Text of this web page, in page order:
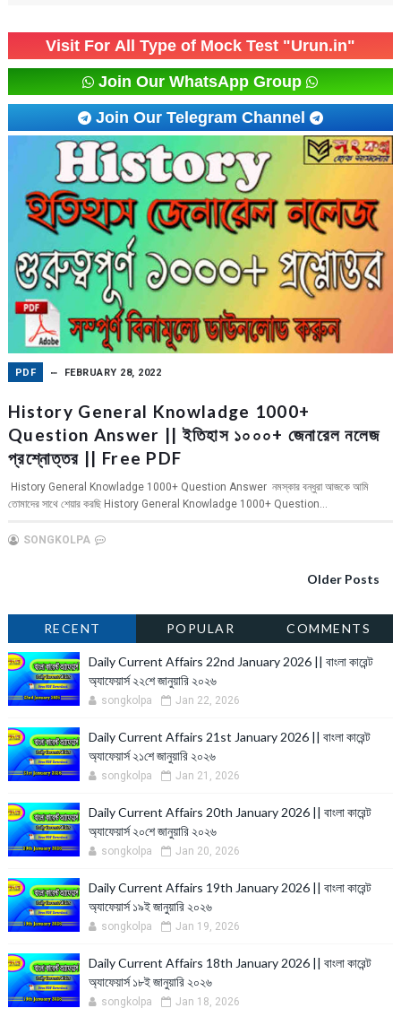
Visit For All Type of Mock Test "Urun.in"
Join Our WhatsApp Group
Join Our Telegram Channel
PDF FEBRUARY 28, 2022
History General Knowladge 1000+
Question Answer || ইতিহাস ১০০০+ জেনারেল নলেজ
প্রশ্নোত্তর || Free PDF
History General Knowladge 1000+ Question Answer নমস্কার বন্ধুরা আজকে আমি
তোমাদের সাথে শেয়ার করছি History General Knowladge 1000+ Question...
SONGKOLPA
Older Posts
RECENT POPULAR COMMENTS
Daily Current Affairs 22nd January 2026 || বাংলা কারেন্ট
অ্যাফেয়ার্স ২২শে জানুয়ারি ২০২৬
songkolpa Jan 22, 2026
Daily Current Affairs 21st January 2026 || বাংলা কারেন্ট
অ্যাফেয়ার্স ২১শে জানুয়ারি ২০২৬
songkolpa Jan 21, 2026
Daily Current Affairs 20th January 2026 || বাংলা কারেন্ট
অ্যাফেয়ার্স ২০শে জানুয়ারি ২০২৬
songkolpa Jan 20, 2026
Daily Current Affairs 19th January 2026 || বাংলা কারেন্ট
অ্যাফেয়ার্স ১৯ই জানুয়ারি ২০২৬
songkolpa Jan 19, 2026
Daily Current Affairs 18th January 2026 || বাংলা কারেন্ট
অ্যাফেয়ার্স ১৮ই জানুয়ারি ২০২৬
songkolpa Jan 18, 2026